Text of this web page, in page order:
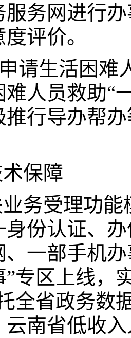
服务网进行
评价。
请生活困难
难人员救助“
推行导办帮
保障
务受理功
身份认证、
、一部手机
”专区上线，
全省政务数
云南省低收